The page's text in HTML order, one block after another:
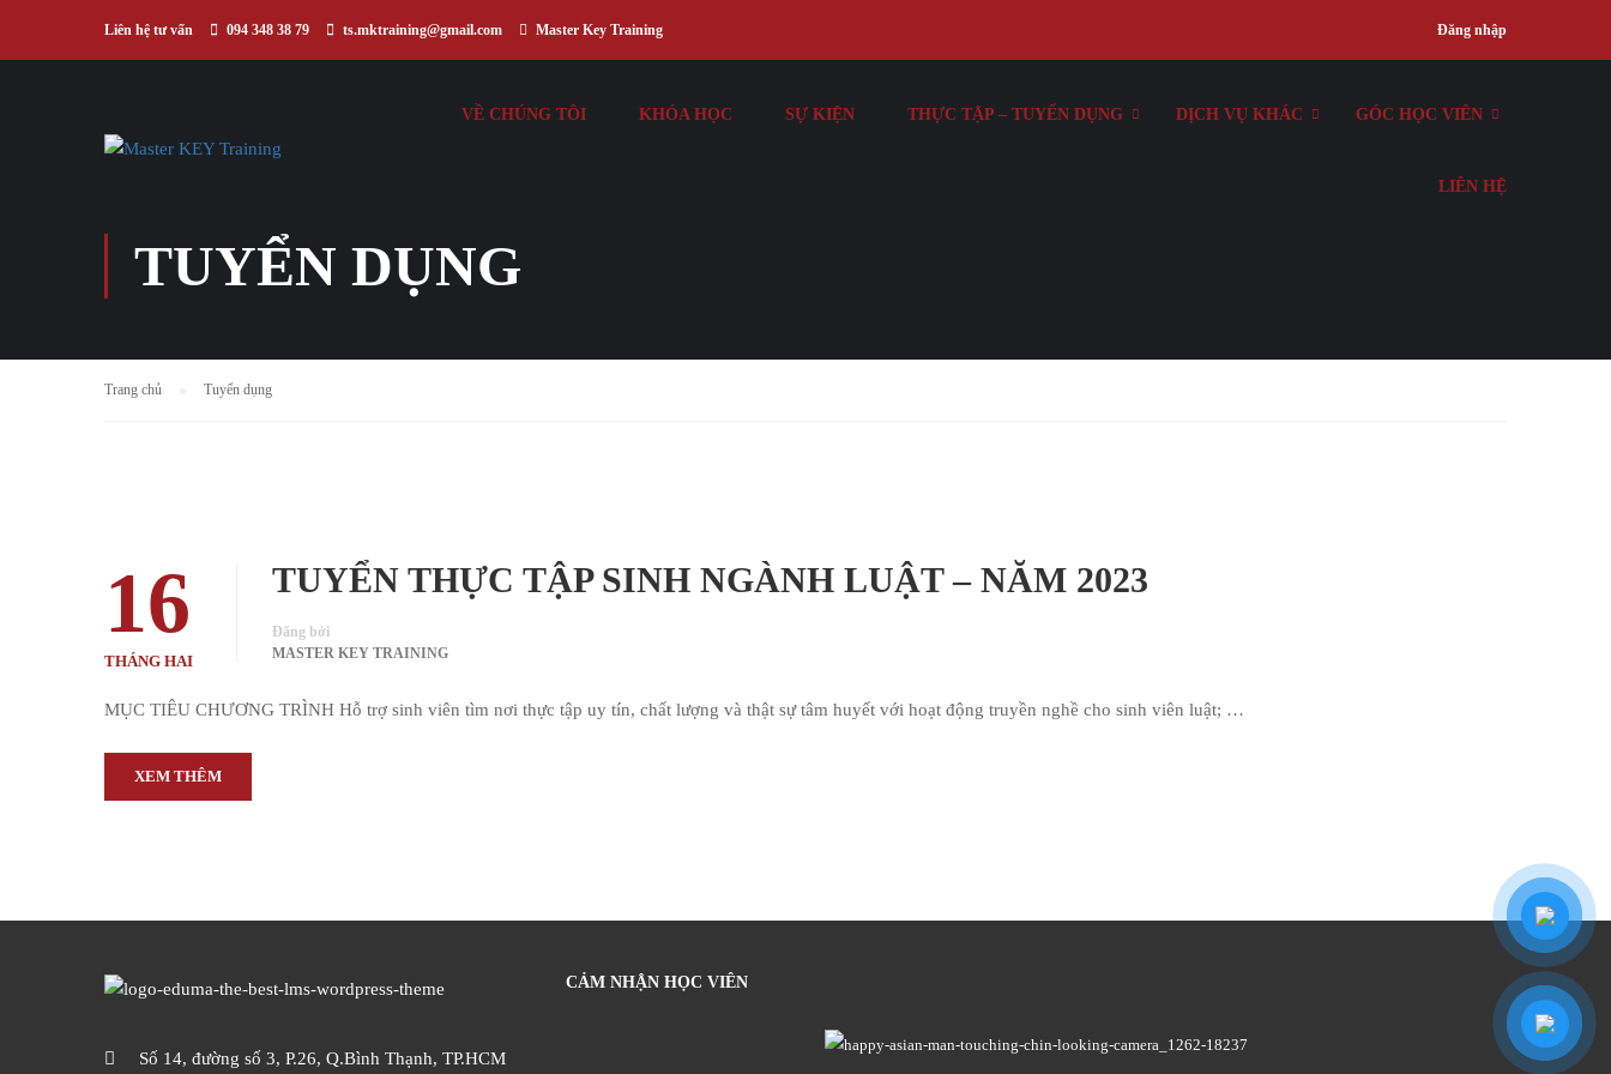
Liên hệ tư vấn 094 348 38 79 ts.mktraining@gmail.com Master Key Training Đăng nhập
VỀ CHÚNG TÔI KHÓA HỌC SỰ KIỆN THỰC TẬP – TUYỂN DỤNG DỊCH VỤ KHÁC GÓC HỌC VIÊN
LIÊN HỆ
TUYỂN DỤNG
Trang chủ Tuyển dụng
16
THÁNG HAI
TUYỂN THỰC TẬP SINH NGÀNH LUẬT – NĂM 2023
Đăng bởi
MASTER KEY TRAINING
MỤC TIÊU CHƯƠNG TRÌNH Hỗ trợ sinh viên tìm nơi thực tập uy tín, chất lượng và thật sự tâm huyết với hoạt động truyền nghề cho sinh viên luật; …
XEM THÊM
Số 14, đường số 3, P.26, Q.Bình Thạnh, TP.HCM
CẢM NHẬN HỌC VIÊN